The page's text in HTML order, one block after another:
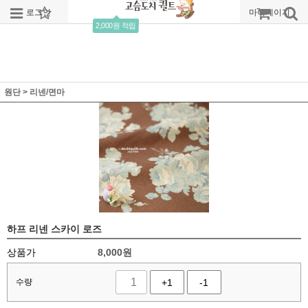
로그인 회원가입
2,000원 적립
주문조회 마이페이지
원단 > 리넨/면마
하프 리넨 스카이 로즈
상품가 8,000원
수량 +1 -1